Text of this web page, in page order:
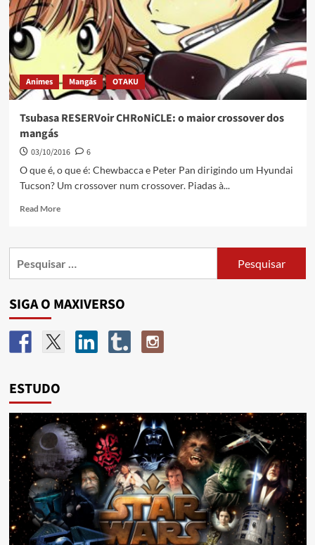
Animes Mangás OTAKU
Tsubasa RESERVoir CHRoNiCLE: o maior crossover dos
mangás
03/10/2016
6
O que é, o que é: Chewbacca e Peter Pan dirigindo um Hyundai
Tucson? Um crossover num crossover. Piadas à...
Read More
SIGA O MAXIVERSO
ESTUDO